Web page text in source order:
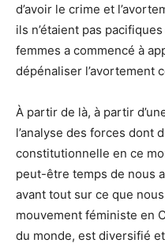
d’avoir le crime et
ils n’étaient pas
femmes a commencé à
dépénaliser l’avortement
À partir de là, à partir
l’analyse des forces dont
constitutionnelle en ce
peut-être temps de nous
avant tout sur ce que
mouvement féministe en
du monde, est diversifié